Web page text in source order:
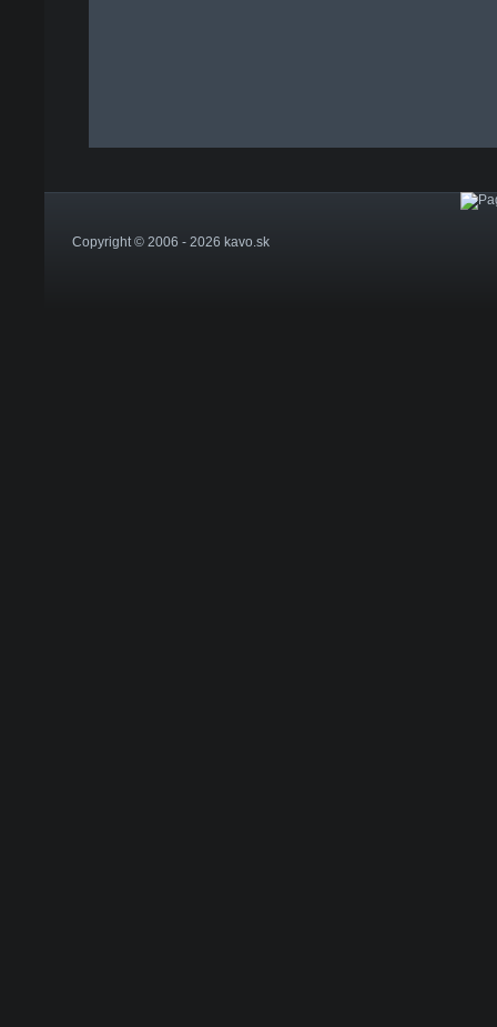
Copyright © 2006 - 2026 kavo.sk